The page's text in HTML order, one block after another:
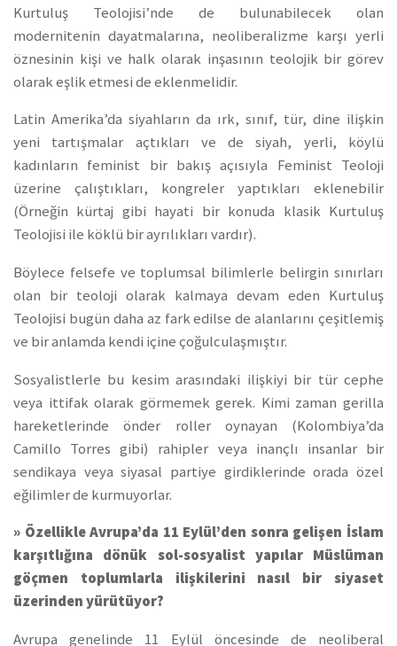
Kurtuluş Teolojisi’nde de bulunabilecek olan
modernitenin dayatmalarına, neoliberalizme karşı yerli
öznesinin kişi ve halk olarak inşasının teolojik bir görev
olarak eşlik etmesi de eklenmelidir.
Latin Amerika’da siyahların da ırk, sınıf, tür, dine ilişkin
yeni tartışmalar açtıkları ve de siyah, yerli, köylü
kadınların feminist bir bakış açısıyla Feminist Teoloji
üzerine çalıştıkları, kongreler yaptıkları eklenebilir
(Örneğin kürtaj gibi hayati bir konuda klasik Kurtuluş
Teolojisi ile köklü bir ayrılıkları vardır).
Böylece felsefe ve toplumsal bilimlerle belirgin sınırları
olan bir teoloji olarak kalmaya devam eden Kurtuluş
Teolojisi bugün daha az fark edilse de alanlarını çeşitlemiş
ve bir anlamda kendi içine çoğulculaşmıştır.
Sosyalistlerle bu kesim arasındaki ilişkiyi bir tür cephe
veya ittifak olarak görmemek gerek. Kimi zaman gerilla
hareketlerinde önder roller oynayan (Kolombiya’da
Camillo Torres gibi) rahipler veya inançlı insanlar bir
sendikaya veya siyasal partiye girdiklerinde orada özel
eğilimler de kurmuyorlar.
» Özellikle Avrupa’da 11 Eylül’den sonra gelişen İslam
karşıtlığına dönük sol-sosyalist yapılar Müslüman
göçmen toplumlarla ilişkilerini nasıl bir siyaset
üzerinden yürütüyor?
Avrupa genelinde 11 Eylül öncesinde de neoliberal